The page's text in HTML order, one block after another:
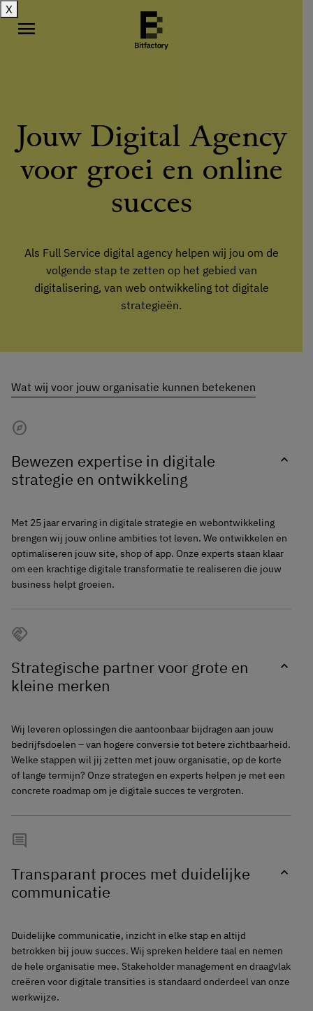
menu
Jouw Digital Agency
voor groei en online
succes
Als Full Service digital agency helpen wij jou om de
volgende stap te zetten op het gebied van
digitalisering, van web ontwikkeling tot digitale
strategieën.
Wat wij voor jouw organisatie kunnen betekenen
Explore
Bewezen expertise in digitale
strategie en ontwikkeling
expand_more
Met 25 jaar ervaring in digitale strategie en webontwikkeling
brengen wij jouw online ambities tot leven. We ontwikkelen en
optimaliseren jouw site, shop of app. Onze experts staan klaar
om een krachtige digitale transformatie te realiseren die jouw
business helpt groeien.
handshake
Strategische partner voor grote en
kleine merken
expand_more
Wij leveren oplossingen die aantoonbaar bijdragen aan jouw
bedrijfsdoelen – van hogere conversie tot betere zichtbaarheid.
Welke stappen wil jij zetten met jouw organisatie, op de korte
of lange termijn? Onze strategen en experts helpen je met een
concrete roadmap om je digitale succes te vergroten.
comment
Transparant proces met duidelijke
communicatie
expand_more
Duidelijke communicatie, inzicht in elke stap en altijd
betrokken bij jouw succes. Wij spreken heldere taal en nemen
de hele organisatie mee. Stakeholder management en draagvlak
creëren voor digitale transities is standaard onderdeel van onze
werkwijze.
X